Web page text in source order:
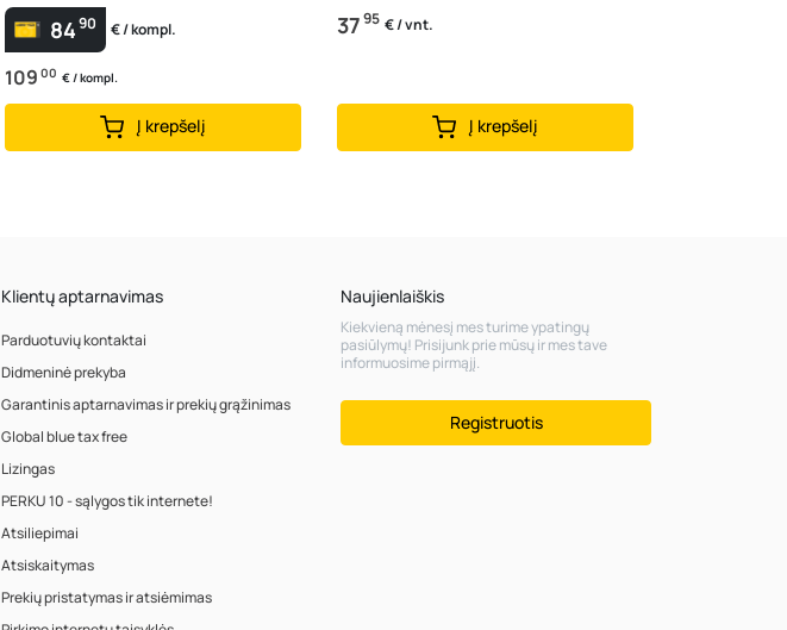
8490 € / kompl.
109 00 € / kompl.
Į krepšelį
3795 € / vnt.
Į krepšelį
Klientų aptarnavimas
Parduotuvių kontaktai
Didmeninė prekyba
Garantinis aptarnavimas ir prekių grąžinimas
Global blue tax free
Lizingas
PERKU 10 - sąlygos tik internete!
Atsiliepimai
Atsiskaitymas
Prekių pristatymas ir atsiėmimas
Naujienlaiškis
Kiekvieną mėnesį mes turime ypatingų
pasiūlymų! Prisijunk prie mūsų ir mes tave
informuosime pirmąjį.
Registruotis